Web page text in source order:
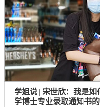
学姐说 | 宋世欣：我是
学博士专业录取通知书的